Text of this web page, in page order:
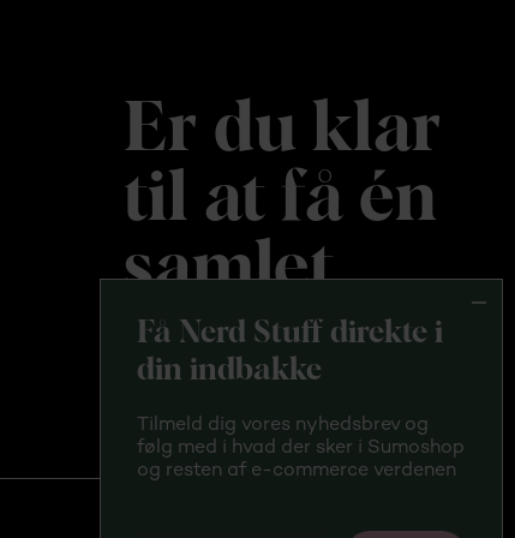
Få Nerd Stuff direkte i
din indbakke
Tilmeld dig vores nyhedsbrev og
følg med i hvad der sker i Sumoshop
og resten af e-commerce verdenen
Er du klar
til at få én
samlet
platform?